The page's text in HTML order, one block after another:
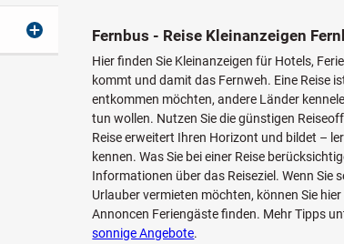
Fernbus - Reise Kleinanzeigen
Hier finden Sie Kleinanzeigen für Hotels,
kommt und damit das Fernweh. Eine Reise
entkommen möchten, andere Länder
tun wollen. Nutzen Sie die günstigen
Reise erweitert Ihren Horizont und bildet –
kennen. Was Sie bei einer Reise
Informationen über das Reiseziel. Wenn Sie
Urlauber vermieten möchten, können Sie
Annoncen Feriengäste finden. Mehr Tipps
sonnige Angebote.